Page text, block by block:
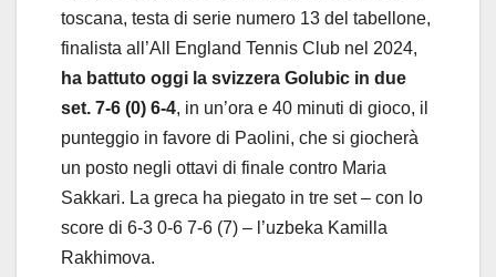
toscana, testa di serie numero 13 del tabellone,
finalista all’All England Tennis Club nel 2024,
ha battuto oggi la svizzera Golubic in due
set. 7-6 (0) 6-4, in un’ora e 40 minuti di gioco, il
punteggio in favore di Paolini, che si giocherà
un posto negli ottavi di finale contro Maria
Sakkari. La greca ha piegato in tre set – con lo
score di 6-3 0-6 7-6 (7) – l’uzbeka Kamilla
Rakhimova.